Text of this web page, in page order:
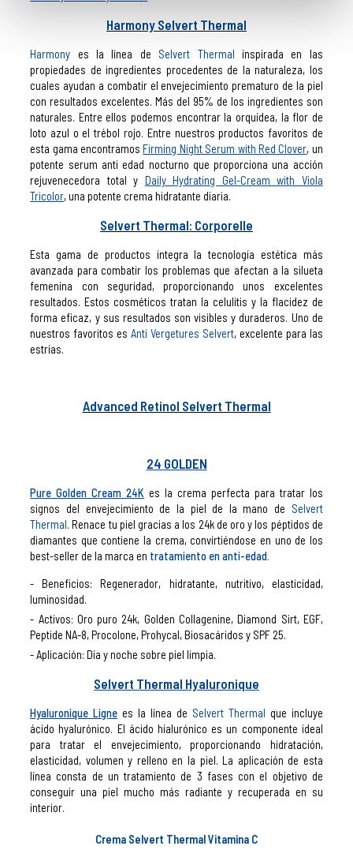
Harmony Selvert Thermal
Harmony es la línea de Selvert Thermal inspirada en las
propiedades de ingredientes procedentes de la naturaleza, los
cuales ayudan a combatir el envejecimiento prematuro de la piel
con resultados excelentes. Más del 95% de los ingredientes son
naturales. Entre ellos podemos encontrar la orquídea, la flor de
loto azul o el trébol rojo. Entre nuestros productos favoritos de
esta gama encontramosFirming Night Serum with Red Clover, un
potente serum anti edad nocturno que proporciona una acción
rejuvenecedora total y Daily Hydrating Gel-Cream with Viola
Tricolor, una potente crema hidratante diaria.
Selvert Thermal: Corporelle
Esta gama de productos integra la tecnología estética más
avanzada para combatir los problemas que afectan a la silueta
femenina con seguridad, proporcionando unos excelentes
resultados. Estos cosméticos tratan la celulitis y la flacidez de
forma eficaz, y sus resultados son visibles y duraderos. Uno de
nuestros favoritos es Anti Vergetures Selvert, excelente para las
estrías.
Advanced Retinol Selvert Thermal
24 GOLDEN
Pure Golden Cream 24K es la crema perfecta para tratar los
signos del envejecimiento de la piel de la mano de Selvert
Thermal. Renace tu piel gracias a los 24k de oro y los péptidos de
diamantes que contiene la crema, convirtiéndose en uno de los
best-seller de la marca en tratamiento en anti-edad.
Beneficios: Regenerador, hidratante, nutritivo, elasticidad,
luminosidad.
Activos: Oro puro 24k, Golden Collagenine, Diamond Sirt, EGF,
Peptide NA-8, Procolone, Prohycal, Biosacáridos y SPF 25.
Aplicación: Día y noche sobre piel limpia.
Selvert Thermal Hyaluronique
Hyaluronique Ligne es la línea de Selvert Thermal que incluye
ácido hyalurónico. El ácido hialurónico es un componente ideal
para tratar el envejecimiento, proporcionando hidratación,
elasticidad, volumen y relleno en la piel. La aplicación de esta
línea consta de un tratamiento de 3 fases con el objetivo de
conseguir una piel mucho más radiante y recuperada en su
interior.
Crema Selvert Thermal Vitamina C